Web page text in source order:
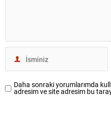
Daha sonraki yorumlarımda
adresim ve site adresim bu